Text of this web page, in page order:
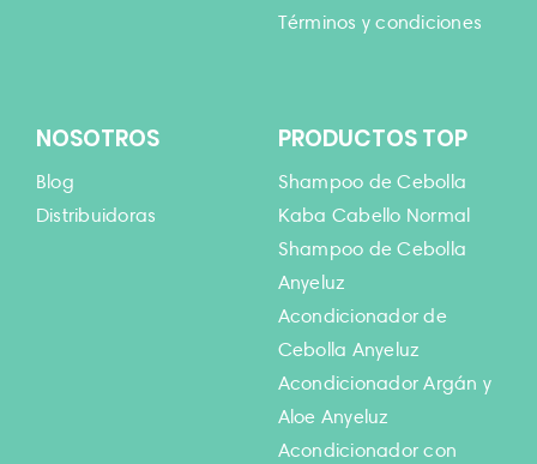
Términos y condiciones
NOSOTROS
Blog
Distribuidoras
PRODUCTOS TOP
Shampoo de Cebolla
Kaba Cabello Normal
Shampoo de Cebolla
Anyeluz
Acondicionador de
Cebolla Anyeluz
Acondicionador Argán y
Aloe Anyeluz
Acondicionador con